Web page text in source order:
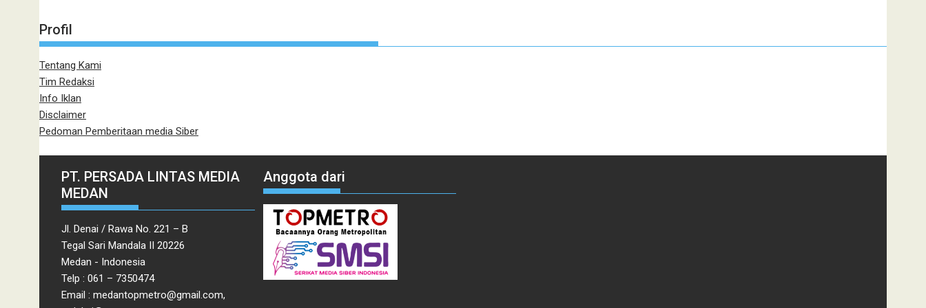
Profil
Tentang Kami
Tim Redaksi
Info Iklan
Disclaimer
Pedoman Pemberitaan media Siber
PT. PERSADA LINTAS MEDIA
MEDAN
Jl. Denai / Rawa No. 221 – B
Tegal Sari Mandala II 20226
Medan - Indonesia
Telp : 061 – 7350474
Email : medantopmetro@gmail.com,
Anggota dari